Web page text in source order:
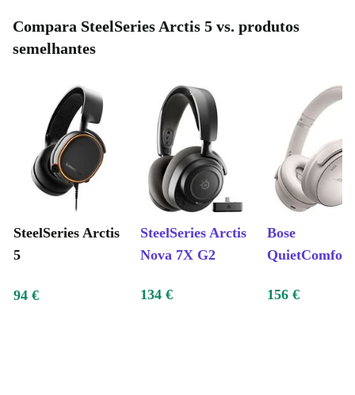
Compara SteelSeries Arctis 5 vs. produtos
semelhantes
SteelSeries Arctis
5
SteelSeries Arctis
Nova 7X G2
Bose
QuietComfort
94 € 134 € 156 €